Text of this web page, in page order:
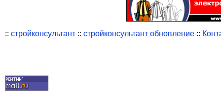
:: стройконсультант :: стройконсультант обновление ::